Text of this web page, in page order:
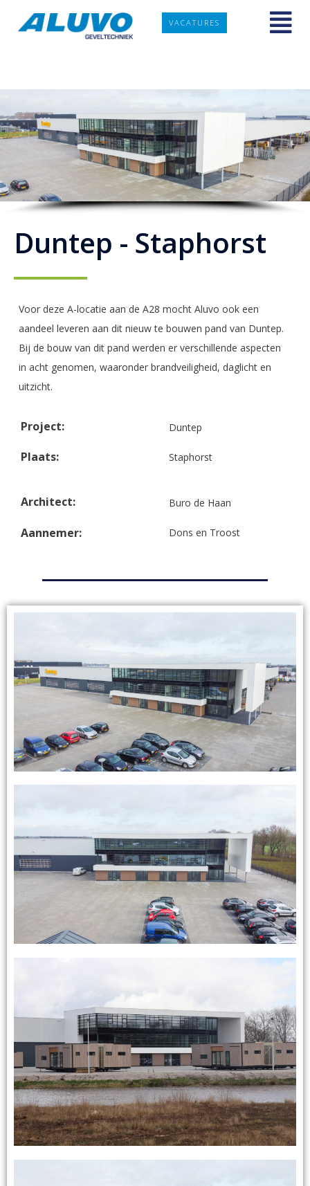
VACATURES
Duntep - Staphorst
Voor deze A-locatie aan de A28 mocht Aluvo ook een
aandeel leveren aan dit nieuw te bouwen pand van Duntep.
Bij de bouw van dit pand werden er verschillende aspecten
in acht genomen, waaronder brandveiligheid, daglicht en
uitzicht.
Project:
Plaats:
Duntep
Staphorst
Architect:
Aannemer:
Buro de Haan
Dons en Troost